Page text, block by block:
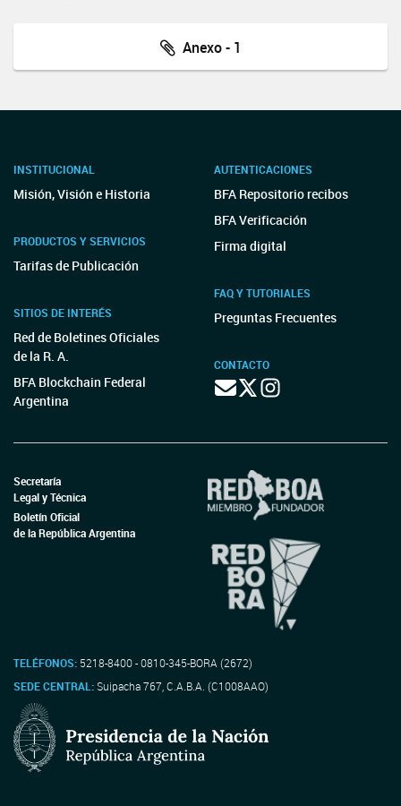
Anexo - 1
INSTITUCIONAL
Misión, Visión e Historia
PRODUCTOS Y SERVICIOS
Tarifas de Publicación
SITIOS DE INTERÉS
Red de Boletines Oficiales
de la R. A.
BFA Blockchain Federal
Argentina
AUTENTICACIONES
BFA Repositorio recibos
BFA Verificación
Firma digital
FAQ Y TUTORIALES
Preguntas Frecuentes
CONTACTO
Secretaría
Legal y Técnica
Boletín Oficial
de la República Argentina
TELÉFONOS: 5218-8400 - 0810-345-BORA (2672)
SEDE CENTRAL:Suipacha 767, C.A.B.A. (C1008AAO)